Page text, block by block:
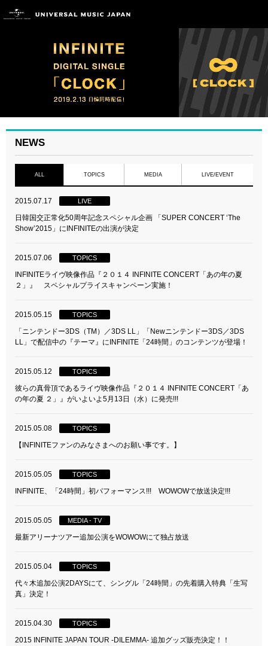
NEWS
ALL TOPICS MEDIA LIVE/EVENT
2015.07.17 LIVE
日韓国交正常化50周年記念スペシャル企画 「SUPER CONCERT ‘The
Show’2015」にINFINITEの出演が決定
2015.07.06 TOPICS
INFINITEライヴ映像作品『２０１４ INFINITE CONCERT「あの年の夏
２」』 スペシャルプライスキャンペーン実施！
2015.05.15 TOPICS
「ニンテンドー3DS（TM）／3DS LL」「Newニンテンドー3DS／3DS
LL」で配信中の『テーマ』にINFINITE「24時間」のコンテンツが登場！
2015.05.12 TOPICS
彼らの真骨頂であるライヴ映像作品『２０１４ INFINITE CONCERT「あ
の年の夏 ２」』がいよいよ5月13日（水）に発売!!!
2015.05.08 TOPICS
【INFINITEファンのみなさまへのお願い事です。】
2015.05.05 TOPICS
INFINITE、「24時間」初パフォーマンス!!! WOWOWで放送決定!!!
2015.05.05 MEDIA - TV
最新アリーナツアー追加公演をWOWOWにて独占放送
2015.05.04 TOPICS
代々木追加公演2DAYSにて、シングル「24時間」の先着購入特典「生写
真」決定！
2015.04.30 TOPICS
2015 INFINITE JAPAN TOUR -DILEMMA- 追加グッズ販売決定！！